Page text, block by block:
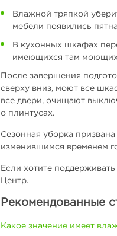
Влажной тряпкой
мебели появились
В кухонных шкафах
имеющихся там моющих
После завершения
сверху вниз, моют все
все двери, очищают
о плинтусах.
Сезонная уборка
изменившимся временем
Если хотите
Центр.
Рекомендованные
Какое значение имеет